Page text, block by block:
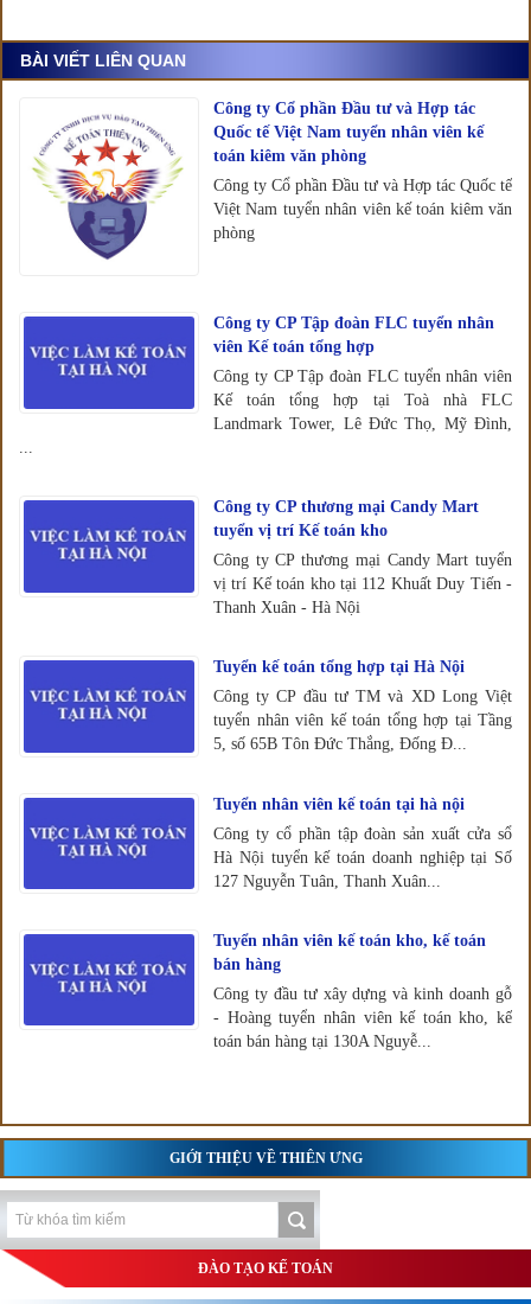
BÀI VIẾT LIÊN QUAN
Công ty Cổ phần Đầu tư và Hợp tác
Quốc tế Việt Nam tuyển nhân viên kế
toán kiêm văn phòng
Công ty Cổ phần Đầu tư và Hợp tác Quốc tế
Việt Nam tuyển nhân viên kế toán kiêm văn
phòng
Công ty CP Tập đoàn FLC tuyển nhân
viên Kế toán tổng hợp
Công ty CP Tập đoàn FLC tuyển nhân viên
Kế toán tổng hợp tại Toà nhà FLC
Landmark Tower, Lê Đức Thọ, Mỹ Đình,
...
Công ty CP thương mại Candy Mart
tuyển vị trí Kế toán kho
Công ty CP thương mại Candy Mart tuyển
vị trí Kế toán kho tại 112 Khuất Duy Tiến -
Thanh Xuân - Hà Nội
Tuyển kế toán tổng hợp tại Hà Nội
Công ty CP đầu tư TM và XD Long Việt
tuyển nhân viên kế toán tổng hợp tại Tầng
5, số 65B Tôn Đức Thắng, Đống Đ...
Tuyển nhân viên kế toán tại hà nội
Công ty cổ phần tập đoàn sản xuất cửa sổ
Hà Nội tuyển kế toán doanh nghiệp tại Số
127 Nguyễn Tuân, Thanh Xuân...
Tuyển nhân viên kế toán kho, kế toán
bán hàng
Công ty đầu tư xây dựng và kinh doanh gỗ
- Hoàng tuyển nhân viên kế toán kho, kế
toán bán hàng tại 130A Nguyễ...
GIỚI THIỆU VỀ THIÊN ƯNG
ĐÀO TẠO KẾ TOÁN